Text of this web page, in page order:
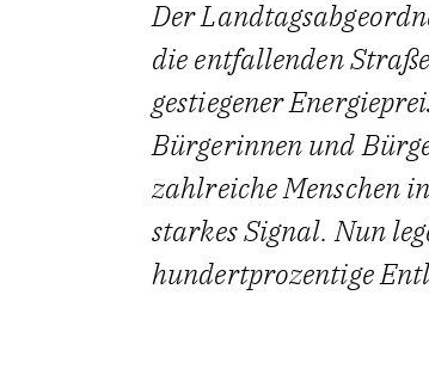
Der
die entfallenden
gestiegener
Bürgerinnen und
zahlreiche Menschen
starkes Signal. Nun
hundertprozentige